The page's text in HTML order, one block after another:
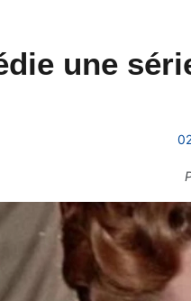
une